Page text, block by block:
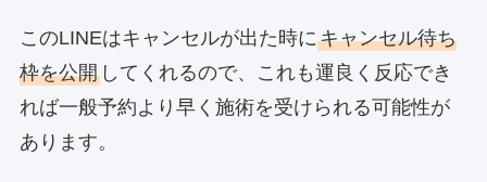
このLINEはキャンセルが出た時にキャンセル待ち
枠を公開してくれるので、これも運良く反応でき
れば一般予約より早く施術を受けられる可能性が
あります。